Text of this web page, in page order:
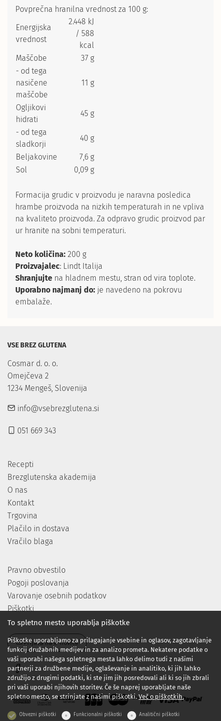
Povprečna hranilna vrednost za 100 g:
Energijska
vrednost
2.448 kJ
/ 588
kcal
Maščobe
37 g
- od tega
nasičene
maščobe
11 g
Ogljikovi
hidrati
45 g
- od tega
sladkorji
40 g
Beljakovine
7,6 g
Sol
0,09 g
Formacija grudic v proizvodu je naravna posledica
hrambe proizvoda na nizkih temperaturah in ne vpliva
na kvaliteto proizvoda. Za odpravo grudic proizvod par
ur hranite na sobni temperaturi.
Neto količina: 200 g
Proizvajalec: Lindt Italija
Shranjujte na hladnem mestu, stran od vira toplote.
Uporabno najmanj do: je navedeno na pokrovu
embalaže.
VSE BREZ GLUTENA
Cosmar d. o. o.
Omejčeva 2
1234 Mengeš, Slovenija
info@vsebrezglutena.si
051 669 343
Recepti
Brezglutenska akademija
O nas
Kontakt
Trgovina
Plačilo in dostava
Vračilo blaga
Pravno obvestilo
Pogoji poslovanja
Varovanje osebnih podatkov
Piškotki
Prijava na e-novice
To spletno mesto uporablja piškotke
Piškotke uporabljamo za prilagajanje vsebine in oglasov, zagotavljanje
funkcij družabnih medijev in za analizo prometa. Nekatere podatke o
vaši uporabi našega spletnega mesta lahko delimo tudi z našimi
partnerji za družbene medije, oglaševanje in analitiko, ki jih lahko
združijo z drugimi podatki, ki ste jim jih posredovali ali ki so jih zbrali
pri vaši uporabi njihovih storitev. Če še naprej uporabljate naše
spletno mesto, se strinjate z našimi piškotki.Več o piškotkih.
Obvezni piškotki Funkcionalni piškotki Analitični piškotki